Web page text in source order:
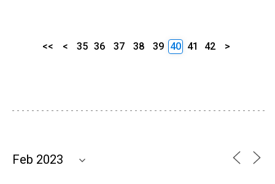
<< < 35 36 37 38 39 40 41 42 >